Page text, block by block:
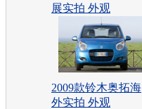
展实拍 外观
2009款铃木奥拓海
外实拍 外观